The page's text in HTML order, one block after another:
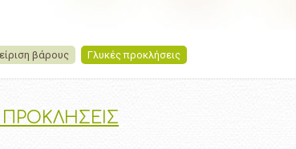
βάρους Γλυκές προκλήσεις
ΠΡΟΚΛΗΣΕΙΣ